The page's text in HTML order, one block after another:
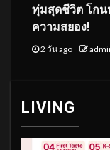
ทุ่มสุดชีวิต โก
ความสยอง!
2 วัน ago
LIVING